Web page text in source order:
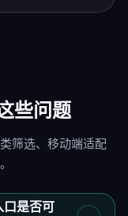
些问题
筛选、移动端适配
是否可